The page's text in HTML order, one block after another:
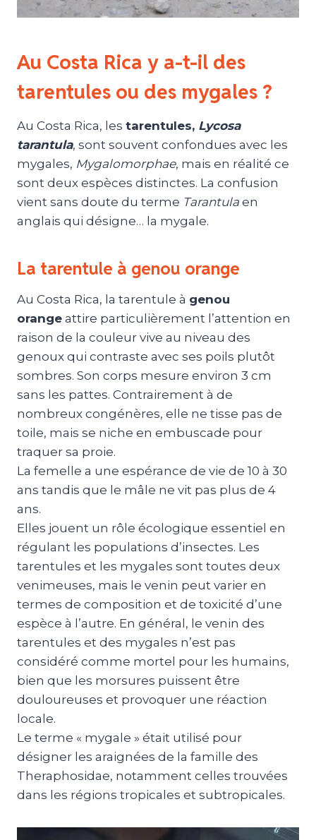
Au Costa Rica y a-t-il des
tarentules ou des mygales ?
Au Costa Rica, les tarentules, Lycosa
tarantula, sont souvent confondues avec les
mygales, Mygalomorphae, mais en réalité ce
sont deux espèces distinctes. La confusion
vient sans doute du terme Tarantula en
anglais qui désigne… la mygale.
La tarentule à genou orange
Au Costa Rica, la tarentule à genou
orange attire particulièrement l’attention en
raison de la couleur vive au niveau des
genoux qui contraste avec ses poils plutôt
sombres. Son corps mesure environ 3 cm
sans les pattes. Contrairement à de
nombreux congénères, elle ne tisse pas de
toile, mais se niche en embuscade pour
traquer sa proie.
La femelle a une espérance de vie de 10 à 30
ans tandis que le mâle ne vit pas plus de 4
ans.
Elles jouent un rôle écologique essentiel en
régulant les populations d’insectes. Les
tarentules et les mygales sont toutes deux
venimeuses, mais le venin peut varier en
termes de composition et de toxicité d’une
espèce à l’autre. En général, le venin des
tarentules et des mygales n’est pas
considéré comme mortel pour les humains,
bien que les morsures puissent être
douloureuses et provoquer une réaction
locale.
Le terme « mygale » était utilisé pour
désigner les araignées de la famille des
Theraphosidae, notamment celles trouvées
dans les régions tropicales et subtropicales.